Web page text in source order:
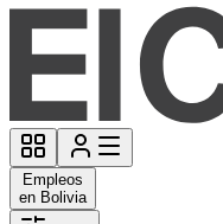
Empleos
en Bolivia